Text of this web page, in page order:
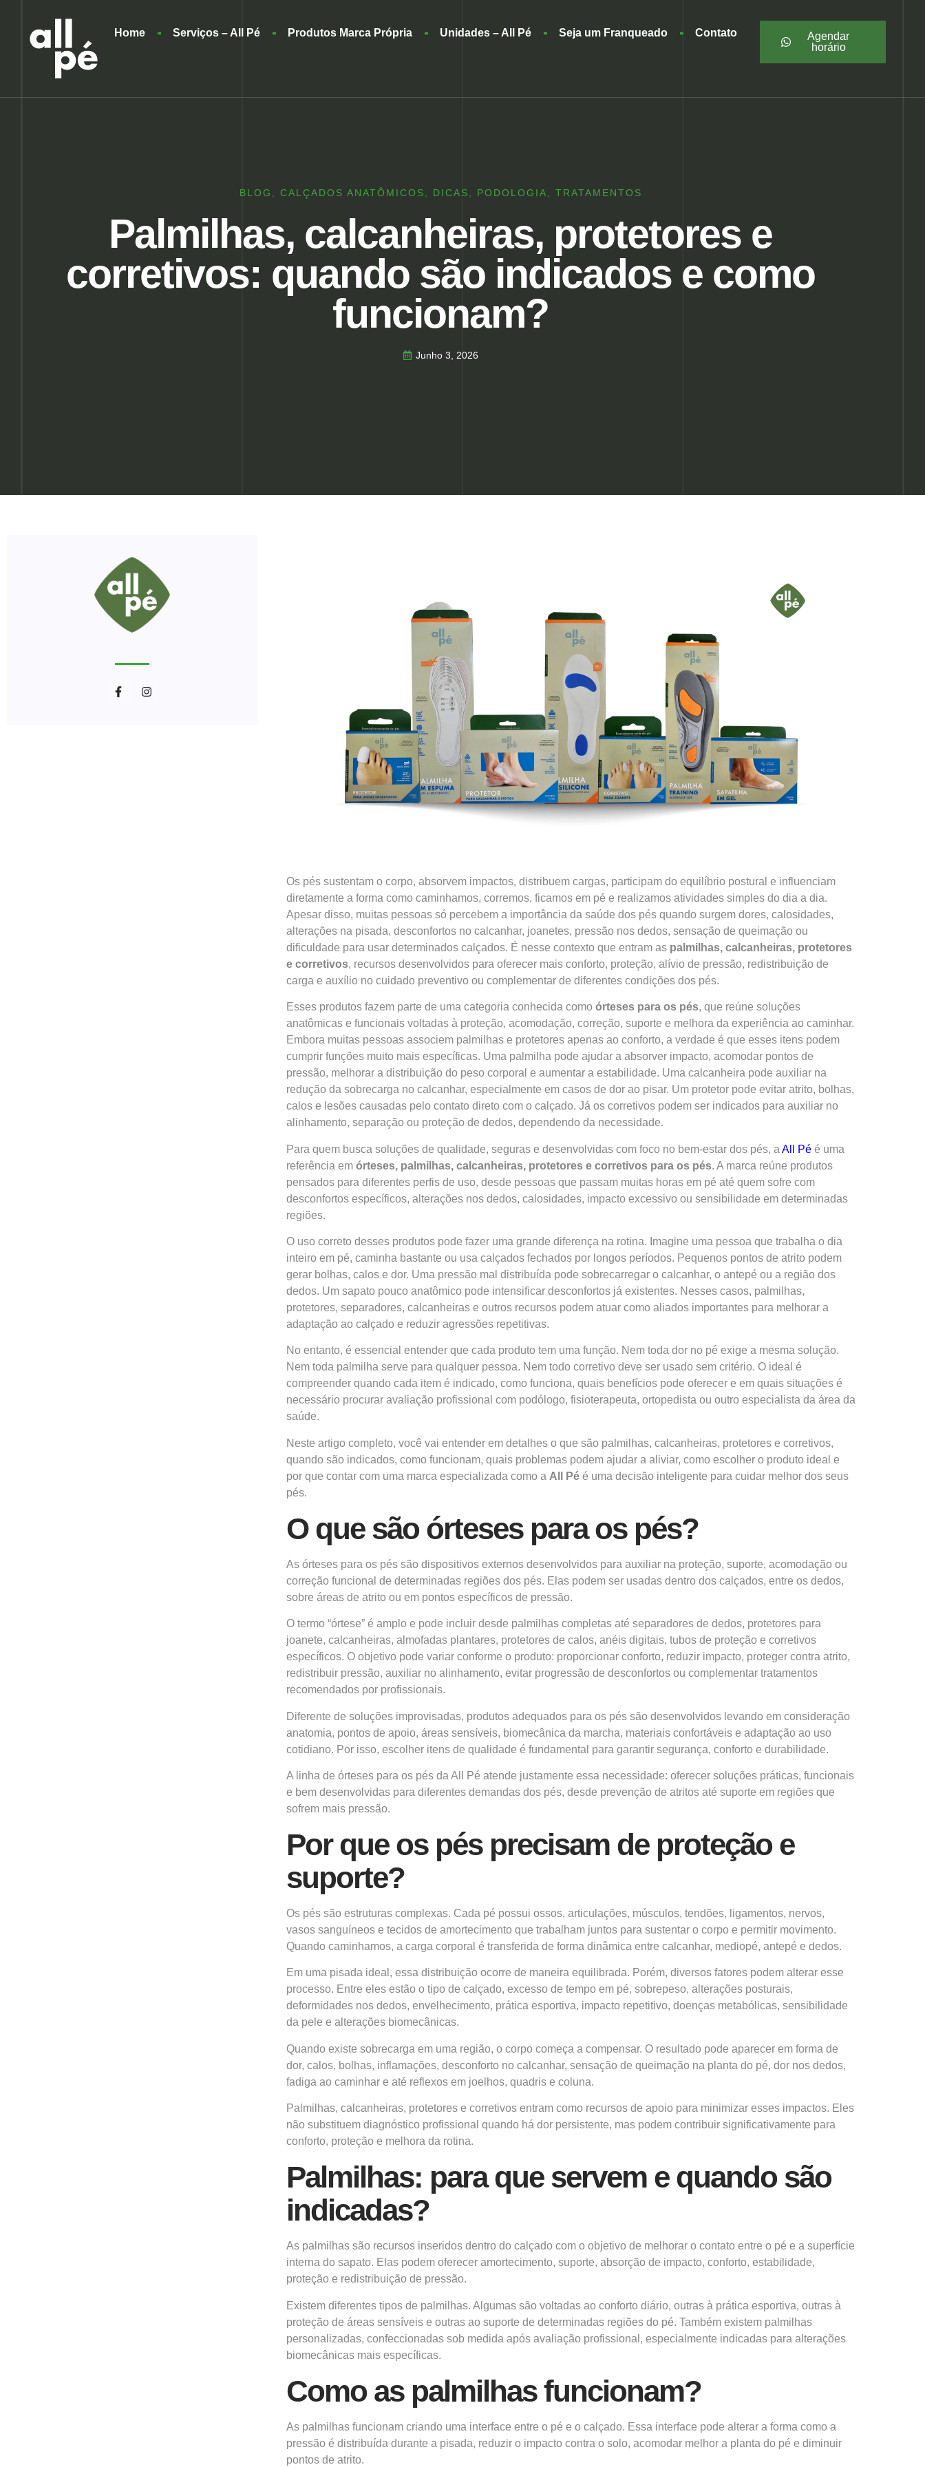
Home Serviços – All Pé Produtos Marca Própria Unidades – All Pé Seja um Franqueado Contato
Agendar
horário
BLOG CALÇADOS ANATÔMICOS DICAS PODOLOGIA TRATAMENTOS
Palmilhas, calcanheiras, protetores e
corretivos: quando são indicados e como
funcionam?
Junho 3, 2026
Os pés sustentam o corpo, absorvem impactos, distribuem cargas, participam do equilíbrio postural e influenciam
diretamente a forma como caminhamos, corremos, ficamos em pé e realizamos atividades simples do dia a dia.
Apesar disso, muitas pessoas só percebem a importância da saúde dos pés quando surgem dores, calosidades,
alterações na pisada, desconfortos no calcanhar, joanetes, pressão nos dedos, sensação de queimação ou
dificuldade para usar determinados calçados. É nesse contexto que entram as palmilhas, calcanheiras, protetores
e corretivos, recursos desenvolvidos para oferecer mais conforto, proteção, alívio de pressão, redistribuição de
carga e auxílio no cuidado preventivo ou complementar de diferentes condições dos pés.
Esses produtos fazem parte de uma categoria conhecida como órteses para os pés, que reúne soluções
anatômicas e funcionais voltadas à proteção, acomodação, correção, suporte e melhora da experiência ao caminhar.
Embora muitas pessoas associem palmilhas e protetores apenas ao conforto, a verdade é que esses itens podem
cumprir funções muito mais específicas. Uma palmilha pode ajudar a absorver impacto, acomodar pontos de
pressão, melhorar a distribuição do peso corporal e aumentar a estabilidade. Uma calcanheira pode auxiliar na
redução da sobrecarga no calcanhar, especialmente em casos de dor ao pisar. Um protetor pode evitar atrito, bolhas,
calos e lesões causadas pelo contato direto com o calçado. Já os corretivos podem ser indicados para auxiliar no
alinhamento, separação ou proteção de dedos, dependendo da necessidade.
Para quem busca soluções de qualidade, seguras e desenvolvidas com foco no bem-estar dos pés, a All Pé é uma
referência em órteses, palmilhas, calcanheiras, protetores e corretivos para os pés. A marca reúne produtos
pensados para diferentes perfis de uso, desde pessoas que passam muitas horas em pé até quem sofre com
desconfortos específicos, alterações nos dedos, calosidades, impacto excessivo ou sensibilidade em determinadas
regiões.
O uso correto desses produtos pode fazer uma grande diferença na rotina. Imagine uma pessoa que trabalha o dia
inteiro em pé, caminha bastante ou usa calçados fechados por longos períodos. Pequenos pontos de atrito podem
gerar bolhas, calos e dor. Uma pressão mal distribuída pode sobrecarregar o calcanhar, o antepé ou a região dos
dedos. Um sapato pouco anatômico pode intensificar desconfortos já existentes. Nesses casos, palmilhas,
protetores, separadores, calcanheiras e outros recursos podem atuar como aliados importantes para melhorar a
adaptação ao calçado e reduzir agressões repetitivas.
No entanto, é essencial entender que cada produto tem uma função. Nem toda dor no pé exige a mesma solução.
Nem toda palmilha serve para qualquer pessoa. Nem todo corretivo deve ser usado sem critério. O ideal é
compreender quando cada item é indicado, como funciona, quais benefícios pode oferecer e em quais situações é
necessário procurar avaliação profissional com podólogo, fisioterapeuta, ortopedista ou outro especialista da área da
saúde.
Neste artigo completo, você vai entender em detalhes o que são palmilhas, calcanheiras, protetores e corretivos,
quando são indicados, como funcionam, quais problemas podem ajudar a aliviar, como escolher o produto ideal e
por que contar com uma marca especializada como a All Pé é uma decisão inteligente para cuidar melhor dos seus
pés.
O que são órteses para os pés?
As órteses para os pés são dispositivos externos desenvolvidos para auxiliar na proteção, suporte, acomodação ou
correção funcional de determinadas regiões dos pés. Elas podem ser usadas dentro dos calçados, entre os dedos,
sobre áreas de atrito ou em pontos específicos de pressão.
O termo “órtese” é amplo e pode incluir desde palmilhas completas até separadores de dedos, protetores para
joanete, calcanheiras, almofadas plantares, protetores de calos, anéis digitais, tubos de proteção e corretivos
específicos. O objetivo pode variar conforme o produto: proporcionar conforto, reduzir impacto, proteger contra atrito,
redistribuir pressão, auxiliar no alinhamento, evitar progressão de desconfortos ou complementar tratamentos
recomendados por profissionais.
Diferente de soluções improvisadas, produtos adequados para os pés são desenvolvidos levando em consideração
anatomia, pontos de apoio, áreas sensíveis, biomecânica da marcha, materiais confortáveis e adaptação ao uso
cotidiano. Por isso, escolher itens de qualidade é fundamental para garantir segurança, conforto e durabilidade.
A linha de órteses para os pés da All Pé atende justamente essa necessidade: oferecer soluções práticas, funcionais
e bem desenvolvidas para diferentes demandas dos pés, desde prevenção de atritos até suporte em regiões que
sofrem mais pressão.
Por que os pés precisam de proteção e
suporte?
Os pés são estruturas complexas. Cada pé possui ossos, articulações, músculos, tendões, ligamentos, nervos,
vasos sanguíneos e tecidos de amortecimento que trabalham juntos para sustentar o corpo e permitir movimento.
Quando caminhamos, a carga corporal é transferida de forma dinâmica entre calcanhar, mediopé, antepé e dedos.
Em uma pisada ideal, essa distribuição ocorre de maneira equilibrada. Porém, diversos fatores podem alterar esse
processo. Entre eles estão o tipo de calçado, excesso de tempo em pé, sobrepeso, alterações posturais,
deformidades nos dedos, envelhecimento, prática esportiva, impacto repetitivo, doenças metabólicas, sensibilidade
da pele e alterações biomecânicas.
Quando existe sobrecarga em uma região, o corpo começa a compensar. O resultado pode aparecer em forma de
dor, calos, bolhas, inflamações, desconforto no calcanhar, sensação de queimação na planta do pé, dor nos dedos,
fadiga ao caminhar e até reflexos em joelhos, quadris e coluna.
Palmilhas, calcanheiras, protetores e corretivos entram como recursos de apoio para minimizar esses impactos. Eles
não substituem diagnóstico profissional quando há dor persistente, mas podem contribuir significativamente para
conforto, proteção e melhora da rotina.
Palmilhas: para que servem e quando são
indicadas?
As palmilhas são recursos inseridos dentro do calçado com o objetivo de melhorar o contato entre o pé e a superfície
interna do sapato. Elas podem oferecer amortecimento, suporte, absorção de impacto, conforto, estabilidade,
proteção e redistribuição de pressão.
Existem diferentes tipos de palmilhas. Algumas são voltadas ao conforto diário, outras à prática esportiva, outras à
proteção de áreas sensíveis e outras ao suporte de determinadas regiões do pé. Também existem palmilhas
personalizadas, confeccionadas sob medida após avaliação profissional, especialmente indicadas para alterações
biomecânicas mais específicas.
Como as palmilhas funcionam?
As palmilhas funcionam criando uma interface entre o pé e o calçado. Essa interface pode alterar a forma como a
pressão é distribuída durante a pisada, reduzir o impacto contra o solo, acomodar melhor a planta do pé e diminuir
pontos de atrito.